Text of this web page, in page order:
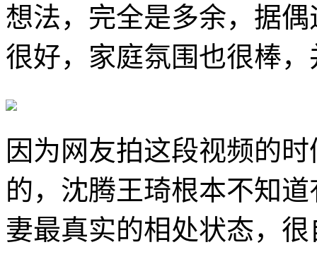
想法，完全是多余，据
很好，家庭氛围也很棒
因为网友拍这段视频的
的，沈腾王琦根本不知
妻最真实的相处状态，